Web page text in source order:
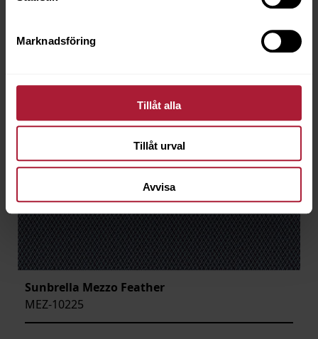
Marknadsföring
Tillåt alla
Tillåt urval
Avvisa
Sunbrella Mezzo Feather
MEZ-10225